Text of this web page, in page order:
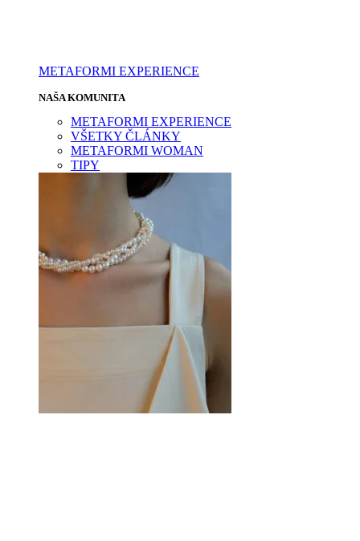
METAFORMI EXPERIENCE
NAŠA KOMUNITA
METAFORMI EXPERIENCE
VŠETKY ČLÁNKY
METAFORMI WOMAN
TIPY